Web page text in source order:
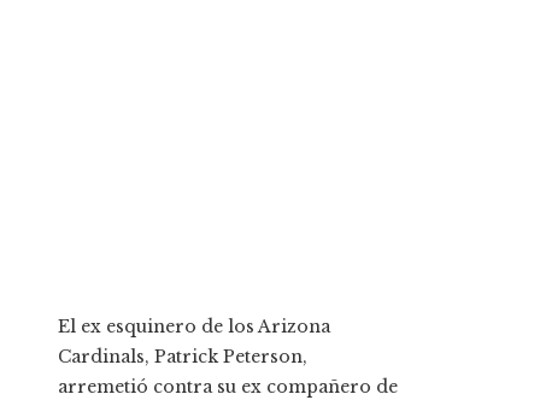
El ex esquinero de los Arizona
Cardinals, Patrick Peterson,
arremetió contra su ex compañero de